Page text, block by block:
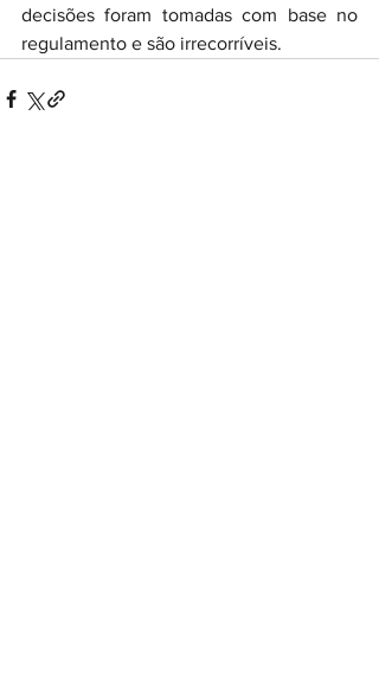
decisões foram tomadas com base no
regulamento e são irrecorríveis.